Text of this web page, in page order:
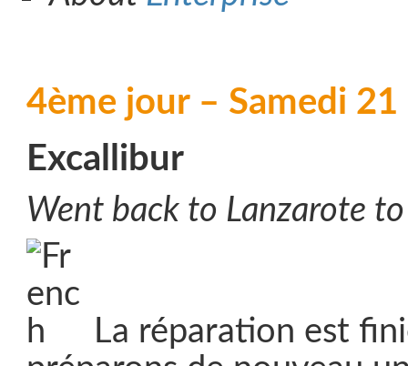
4ème jour – Samedi
Excallibur
Went back to Lanzarote
La réparation est